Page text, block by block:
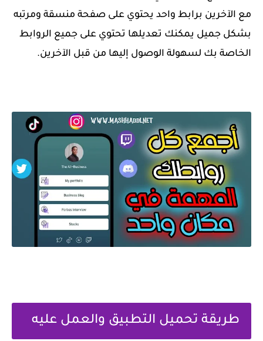
مع الآخرين برابط واحد يحتوي على صفحة منسقة ومرتبه
بشكل جميل يمكنك تعديلها تحتوي على جميع الروابط
الخاصة بك لسهولة الوصول إليها من قبل الآخرين.
‏طريقة تحميل التطبيق والعمل عليه